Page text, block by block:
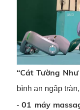
“Cát Tường Như
bình an ngập
-01 máy